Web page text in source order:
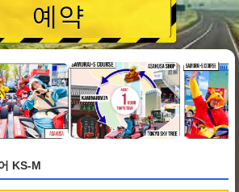
예약
KS-M